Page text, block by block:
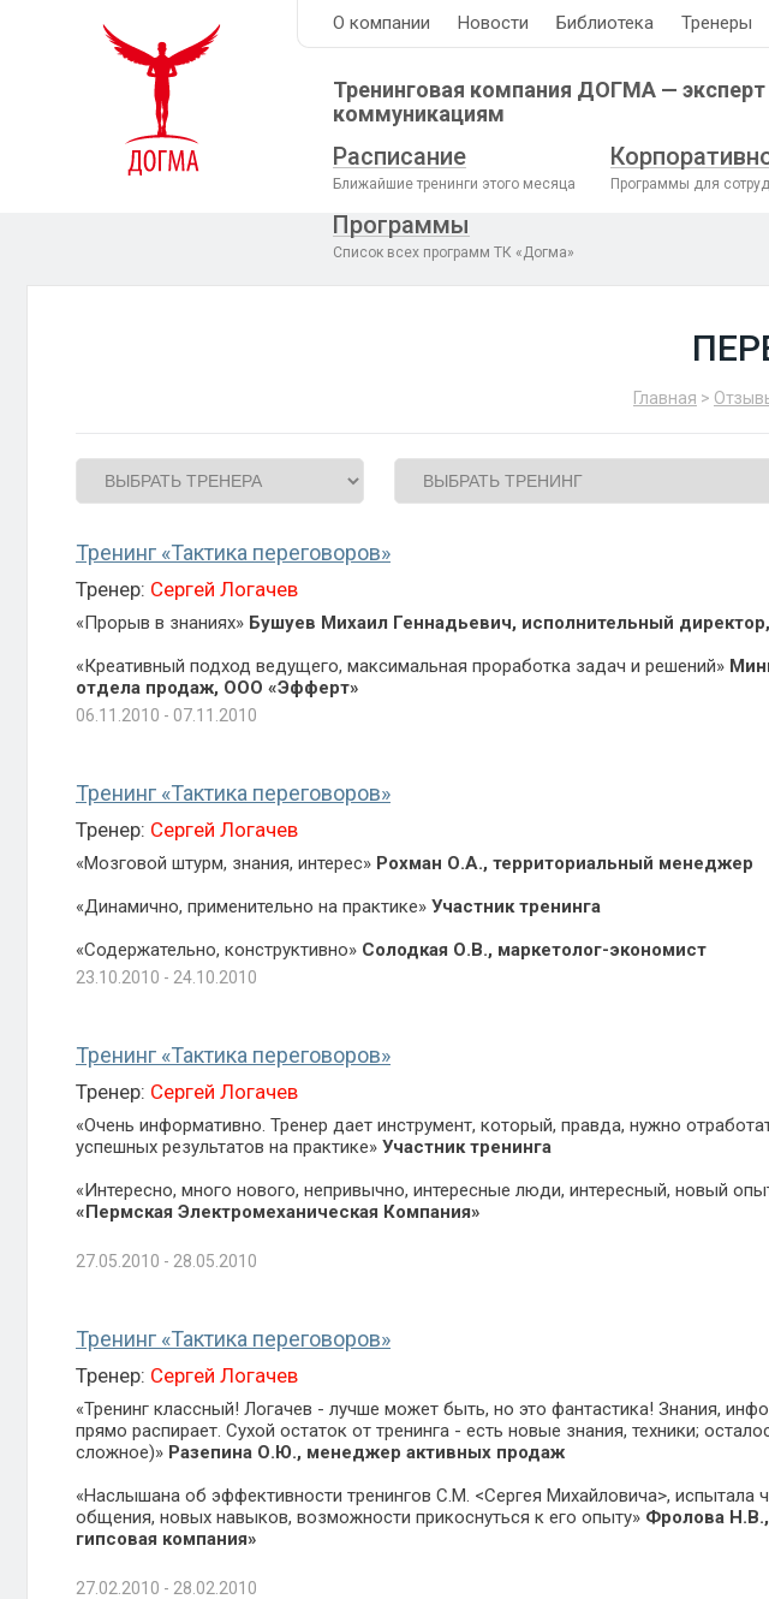
О компании Новости Библиотека Тренеры
Тренинговая компания ДОГМА —
коммуникациям
Расписание
Ближайшие тренинги этого месяца Программы для
Программы
Список всех программ ТК «Догма»
Главная >
Тренинг «Тактика переговоров»
Тренер: Сергей Логачев
«Прорыв в знаниях» Бушуев Михаил Геннадьевич, исполнительный
«Креативный подход ведущего, максимальная проработка задач и решений»
отдела продаж, ООО «Эфферт»
06.11.2010 - 07.11.2010
Тренинг «Тактика переговоров»
Тренер: Сергей Логачев
«Мозговой штурм, знания, интерес» Рохман О.А., территориальный менеджер
«Динамично, применительно на практике» Участник тренинга
«Содержательно, конструктивно» Солодкая О.В., маркетолог-экономист
23.10.2010 - 24.10.2010
Тренинг «Тактика переговоров»
Тренер: Сергей Логачев
«Очень информативно. Тренер дает инструмент, который, правда, нужно
успешных результатов на практике» Участник тренинга
«Интересно, много нового, непривычно, интересные люди, интересный, новый
«Пермская Электромеханическая Компания»
27.05.2010 - 28.05.2010
Тренинг «Тактика переговоров»
Тренер: Сергей Логачев
«Тренинг классный! Логачев - лучше может быть, но это фантастика! Знания,
прямо распирает. Сухой остаток от тренинга - есть новые знания, техники;
сложное)» Разепина О.Ю., менеджер активных продаж
«Наслышана об эффективности тренингов С.М. <Сергея Михайловича>, испытала
общения, новых навыков, возможности прикоснуться к его опыту» Фролова
гипсовая компания»
27.02.2010 - 28.02.2010